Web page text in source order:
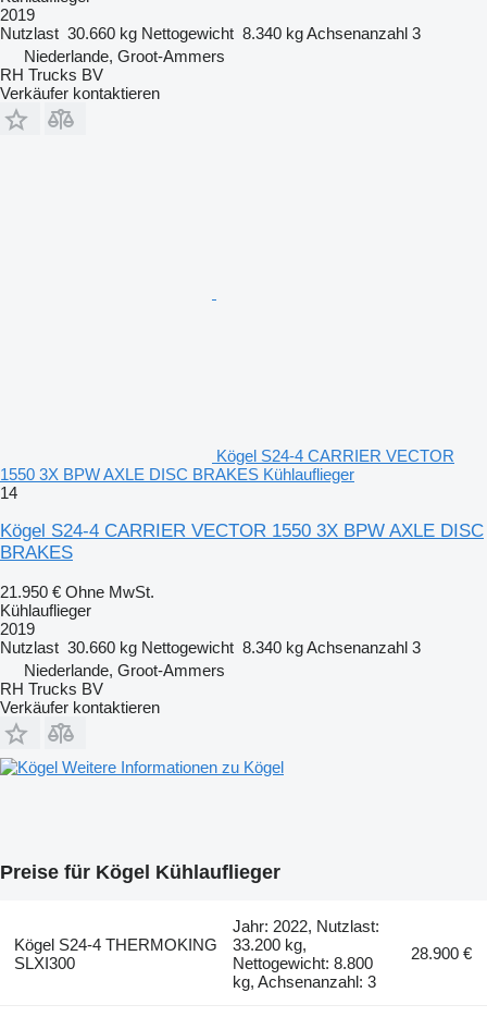
2019
Nutzlast 30.660 kg Nettogewicht 8.340 kgAchsenanzahl 3
Niederlande, Groot-Ammers
RH Trucks BV
Verkäufer kontaktieren
Kögel S24-4 CARRIER VECTOR
1550 3X BPW AXLE DISC BRAKES Kühlauflieger
14
Kögel S24-4 CARRIER VECTOR 1550 3X BPW AXLE DISC
BRAKES
21.950 € Ohne MwSt.
Kühlauflieger
2019
Nutzlast 30.660 kg Nettogewicht 8.340 kgAchsenanzahl 3
Niederlande, Groot-Ammers
RH Trucks BV
Verkäufer kontaktieren
Weitere Informationen zu Kögel
Preise für Kögel Kühlauflieger
Kögel S24-4 THERMOKING
SLXI300
Jahr: 2022, Nutzlast:
33.200 kg,
Nettogewicht: 8.800
kg, Achsenanzahl: 3
28.900 €